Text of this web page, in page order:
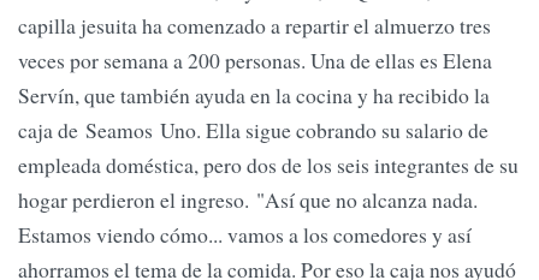
capilla jesuita ha comenzado a repartir el almuerzo tres
veces por semana a 200 personas. Una de ellas es Elena
Servín, que también ayuda en la cocina y ha recibido la
caja de Seamos Uno. Ella sigue cobrando su salario de
empleada doméstica, pero dos de los seis integrantes de su
hogar perdieron el ingreso. "Así que no alcanza nada.
Estamos viendo cómo... vamos a los comedores y así
ahorramos el tema de la comida. Por eso la caja nos ayudó